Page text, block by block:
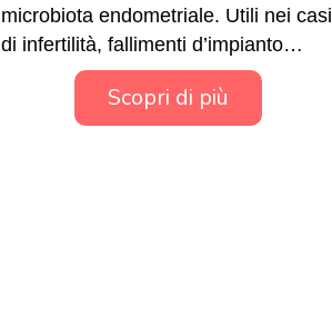
microbiota endometriale. Utili nei casi
di infertilità, fallimenti d’impianto…
Scopri di più